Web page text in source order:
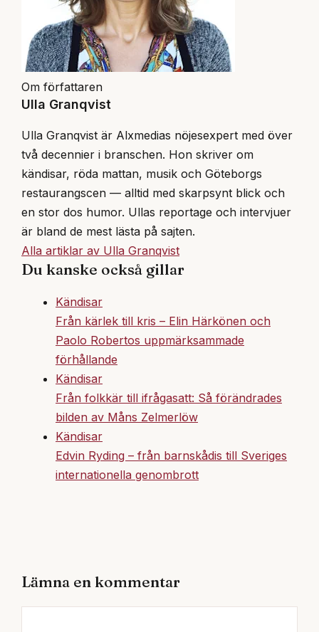
Om författaren
Ulla Granqvist
Ulla Granqvist är Alxmedias nöjesexpert med över
två decennier i branschen. Hon skriver om
kändisar, röda mattan, musik och Göteborgs
restaurangscen — alltid med skarpsynt blick och
en stor dos humor. Ullas reportage och intervjuer
är bland de mest lästa på sajten.
Alla artiklar av Ulla Granqvist
Du kanske också gillar
Kändisar
Från kärlek till kris – Elin Härkönen och
Paolo Robertos uppmärksammade
förhållande
Kändisar
Från folkkär till ifrågasatt: Så förändrades
bilden av Måns Zelmerlöw
Kändisar
Edvin Ryding – från barnskådis till Sveriges
internationella genombrott
Lämna en kommentar